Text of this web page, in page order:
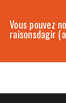
Vous pouvez
raisonsdagir